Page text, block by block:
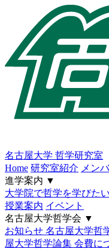
名古屋大学 哲学研究室
Home 研究室紹介 メン
進学案内 ▼
大学院で哲学を学びた
授業案内 イベント
名古屋大学哲学会 ▼
お知らせ 名古屋大学哲
屋大学哲学論集 会費に